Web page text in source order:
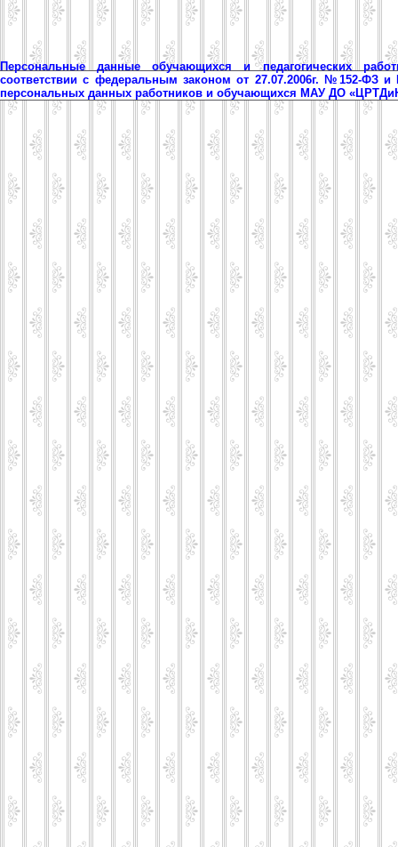
Персональные данные обучающихся и педагогических
соответствии с федеральным законом от 27.07.2006г. №152-ФЗ
персональных данных работников и обучающихся МАУ ДО